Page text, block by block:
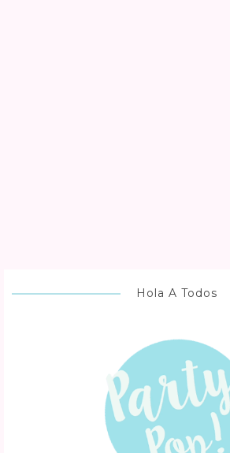
Hola A Todos